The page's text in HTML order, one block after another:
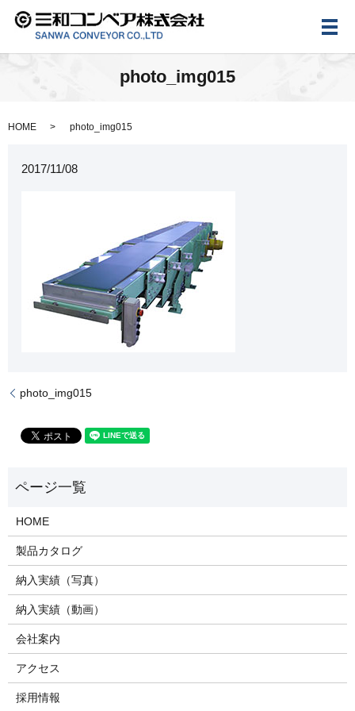
メ
photo_img015
HOME photo_img015
2017/11/08
photo_img015
HOME
製品カタログ
納入実績（写真）
納入実績（動画）
会社案内
アクセス
採用情報